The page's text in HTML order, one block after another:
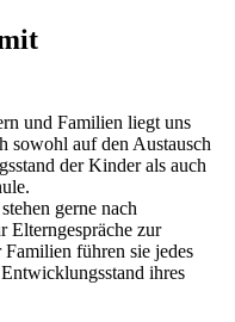
und Familien liegt uns
sowohl auf den Austausch
der Kinder als auch
gerne nach
Elterngespräche zur
führen sie jedes
ihres